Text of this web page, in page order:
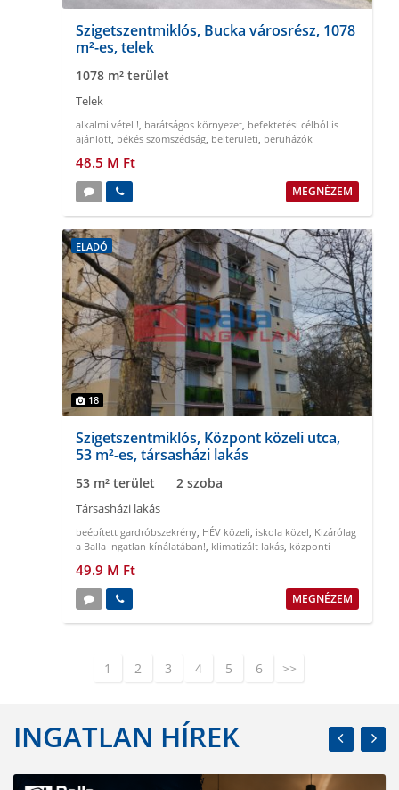
Szigetszentmiklós, Bucka városrész, 1078
m²-es, telek
1078 m² terület
Telek
alkalmi vétel !, barátságos környezet, befektetési célból is
ajánlott, békés szomszédság, belterületi, beruházók
48.5 M Ft
MEGNÉZEM
ELADÓ
18
Szigetszentmiklós, Központ közeli utca,
53 m²-es, társasházi lakás
53 m² terület 2 szoba
Társasházi lakás
beépített gardróbszekrény, HÉV közeli, iskola közel, Kizárólag
a Balla Ingatlan kínálatában!, klimatizált lakás, központi
49.9 M Ft
MEGNÉZEM
1 2 3 4 5 6 >>
INGATLAN HÍREK